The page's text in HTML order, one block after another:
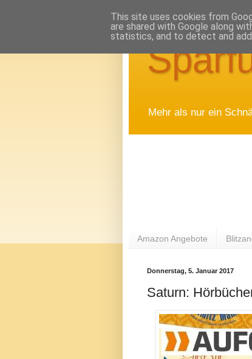
Mehr als nur ein
Amazon Angebote
Donnerstag, 5. Januar 2017
Saturn:
This site uses cookies from
are shared with Google along
statistics, and to detect and